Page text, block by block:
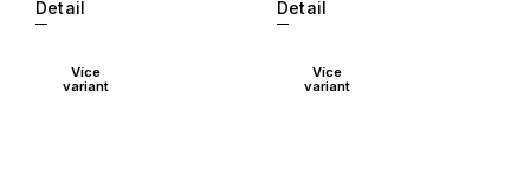
Detail Detail
Více
variant
Více
variant